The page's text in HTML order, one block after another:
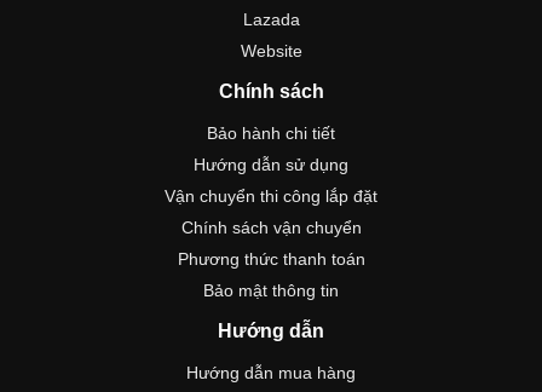
Lazada
Website
Chính sách
Bảo hành chi tiết
Hướng dẫn sử dụng
Vận chuyển thi công lắp đặt
Chính sách vận chuyển
Phương thức thanh toán
Bảo mật thông tin
Hướng dẫn
Hướng dẫn mua hàng